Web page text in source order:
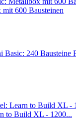
600 Bausteinen
to Build XL - 1200...